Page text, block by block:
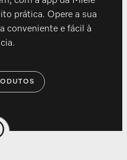
prática. Opere a sua
conveniente e fácil à